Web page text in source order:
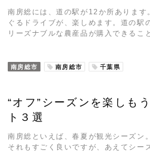
南房総には、道の駅が12か所ありま
ぐるドライブが、楽しめます。道の
リーズナブルな農産品が購入できる
南房総市 南房総市 千葉県
“オフ”シーズンを楽しも
ト３選
南房総といえば、春夏が観光シーズ
それもすごく良いですが、あえてシー